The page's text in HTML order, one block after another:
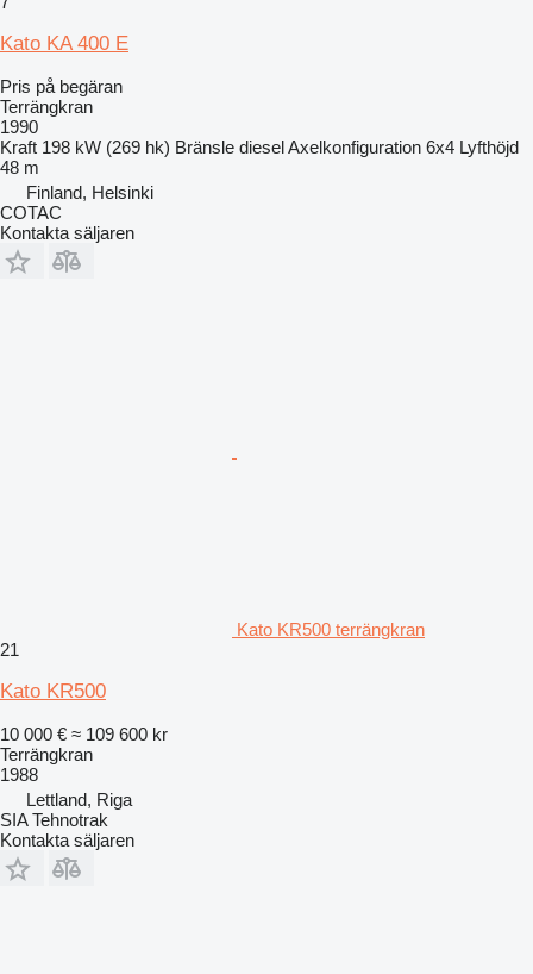
Kato KA 400 E
Pris på begäran
Terrängkran
1990
Kraft 198 kW (269 hk) Bränsle dieselAxelkonfiguration 6x4 Lyfthöjd
48 m
Finland, Helsinki
COTAC
Kontakta säljaren
Kato KR500 terrängkran
21
Kato KR500
10 000 € ≈ 109 600 kr
Terrängkran
1988
Lettland, Riga
SIA Tehnotrak
Kontakta säljaren